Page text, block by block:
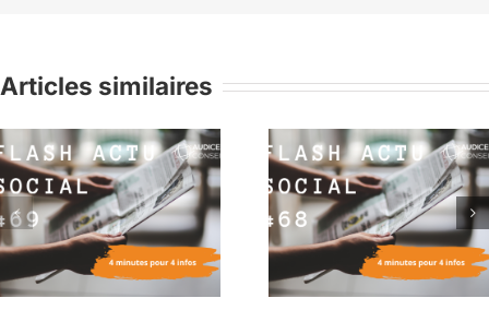
Articles similaires
Flash Actu Social #68 :
4 minutes pour 4 infos
Flash Actu Social
4 minutes pour 4